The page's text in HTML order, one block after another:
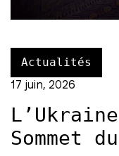
Actualités
17 juin, 2026
Sommet